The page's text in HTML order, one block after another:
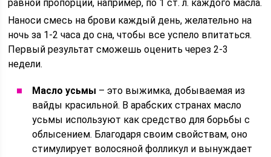
равной пропорции, например, по 1 ст. л. каждого масла.
Наноси смесь на брови каждый день, желательно на
ночь за 1-2 часа до сна, чтобы все успело впитаться.
Первый результат сможешь оценить через 2-3
недели.
Масло усьмы – это выжимка, добываемая из
вайды красильной. В арабских странах масло
усьмы используют как средство для борьбы с
облысением. Благодаря своим свойствам, оно
стимулирует волосяной фолликул и вынуждает